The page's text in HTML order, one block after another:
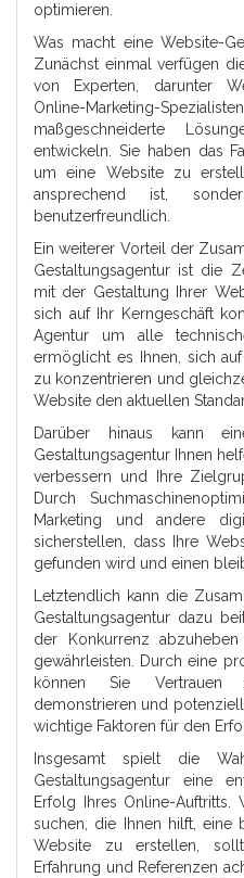
optimieren.
Was macht eine Website-
Zunächst einmal verfügen
von Experten, darunter
Online-Marketing-
maßgeschneiderte
entwickeln. Sie haben das
um eine Website zu
ansprechend ist,
benutzerfreundlich.
Ein weiterer Vorteil der
Gestaltungsagentur ist die
mit der Gestaltung Ihrer
sich auf Ihr Kerngeschäft
Agentur um alle
ermöglicht es Ihnen, sich
zu konzentrieren und
Website den aktuellen
Darüber hinaus kann
Gestaltungsagentur Ihnen
verbessern und Ihre
Durch
Marketing und andere
sicherstellen, dass Ihre
gefunden wird und einen
Letztendlich kann die
Gestaltungsagentur dazu
der Konkurrenz
gewährleisten. Durch eine
können Sie Vertrauen
demonstrieren und
wichtige Faktoren für den
Insgesamt spielt die
Gestaltungsagentur eine
Erfolg Ihres Online-Auftritts.
suchen, die Ihnen hilft, eine
Website zu erstellen,
Erfahrung und Referenzen